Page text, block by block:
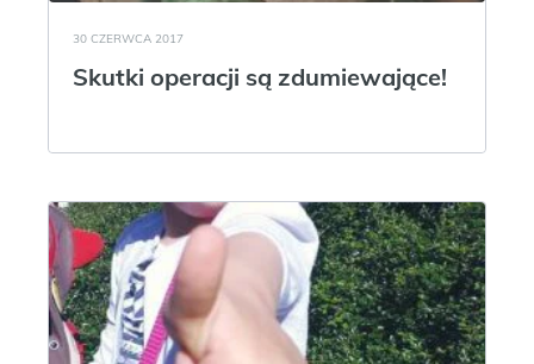
30 CZERWCA 2017
Skutki operacji są zdumiewające!